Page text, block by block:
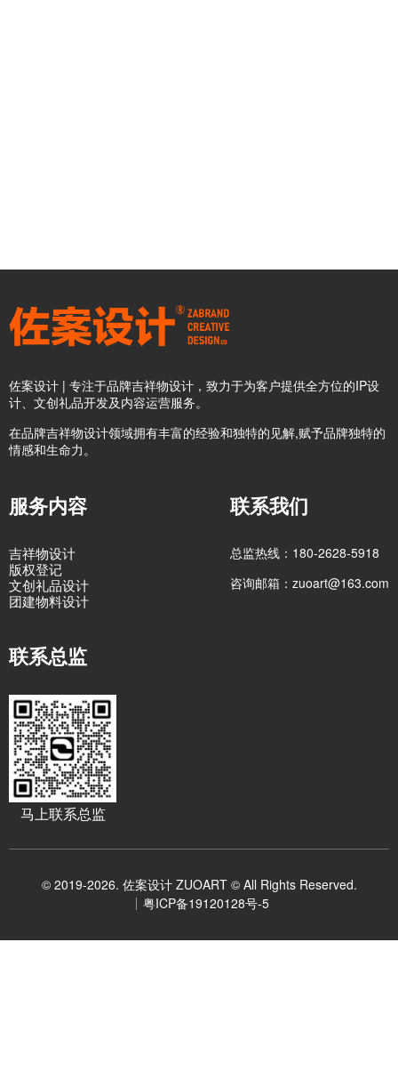
佐案设计 | 专注于品牌吉祥物设计，致力于为客户提供全方位的IP设
计、文创礼品开发及内容运营服务。
在品牌吉祥物设计领域拥有丰富的经验和独特的见解,赋予品牌独特的
情感和生命力。
服务内容
吉祥物设计
版权登记
文创礼品设计
团建物料设计
联系我们
总监热线：180-2628-5918
咨询邮箱：zuoart@163.com
联系总监
马上联系总监
© 2019-2026. 佐案设计 ZUOART © All Rights Reserved.
粤ICP备19120128号-5